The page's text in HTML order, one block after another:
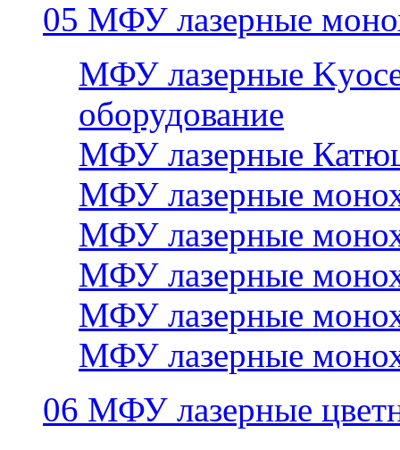
05 МФУ лазерные
МФУ лазерные
оборудование
МФУ лазерные
МФУ лазерные
МФУ лазерные
МФУ лазерные
МФУ лазерные
МФУ лазерные
06 МФУ лазерные